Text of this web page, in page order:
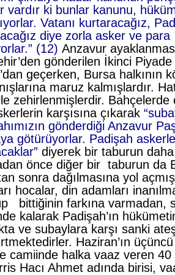
vardır ki bunlar kanunu,
Vatanı kurtaracağız,
diye zorla asker ve para
(12) Anzavur
gönderilen İkinci Piyade
geçerken, Bursa halkının
maruz kalmışlardır.
zehirlenmişlerdir. Bahçelerde
karşısına çıkarak
gönderdiği Anzavur
götürüyorlar. Padişah
diyerek bir taburun daha
önce diğer bir taburun da
sonra dağılmasına yol
hocalar, din adamları
bittiğinin farkına varmadan,
kalarak Padişah’ın
ve subaylara karşı sanki
Haziran’ın üçüncü
camiinde halka vaaz veren 40
Hacı Ahmet adında birisi,